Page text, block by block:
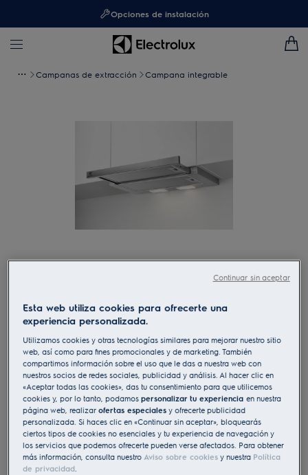
Opciones de instalación
Campanas de extracción Campana integrable
LFP326S
Campana extractora extraíble Serie
300 LEDLights de 60 cm
4.7 (466)
Ficha de información del producto
Beneficios
Elimina eficientemente los malos olores de la cocina
ExtractionTech Standard - motor potente y de larga duración
Iluminación pura. Buena visibilidad mientras cocinas.
Filtro de grasa para la campana fiable y apto para lavavajillas.
Esta web utiliza cookies para ofrecerte una
experiencia personalizada.
Utilizamos cookies y otras tecnologías similares para mejorar nuestro sitio
web, así como para fines promocionales y de marketing. También
compartimos información sobre el uso que le das a nuestra web con
nuestros socios de redes sociales, publicidad y análisis. Al hacer clic en
«Aceptar todas las cookies», das tu consentimiento para que utilicemos
cookies y, por lo tanto, podamospersonalizar tu experienciaen nuestra
página web, realizarofertas especiales y ofrecerte publicidad
personalizada. Si haces clic en «Continuar sin aceptar», bloquearás
ciertos tipos de cookies no esenciales y tu experiencia de navegación y
los servicios que podemos ofrecerte pueden verse afectados. Para obtener
más información, consulta nuestroAviso sobre cookies y nuestra Política
de privacidad.
Continuar sin aceptar